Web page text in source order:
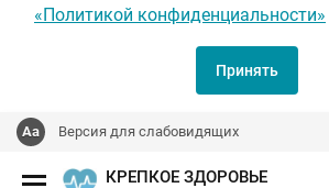
«Политикой конфиденциальности»
Принять
Версия для слабовидящих
КРЕПКОЕ ЗДОРОВЬЕ